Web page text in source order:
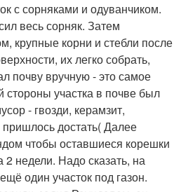
с сорняками и одуванчиком.
весь сорняк. Затем
крупные корни и стебли после
их легко собрать,
почву вручную - это самое
стороны участка в почве был
- гвозди, керамзит,
достать( Далее
чтобы оставшиеся корешки
недели. Надо сказать, на
один участок под газон.